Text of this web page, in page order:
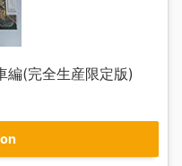
編(完全生産限定版)